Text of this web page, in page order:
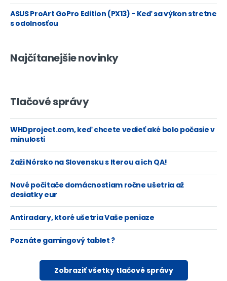
ASUS ProArt GoPro Edition (PX13) - Keď sa výkon stretne
s odolnosťou
Najčítanejšie novinky
Tlačové správy
WHDproject.com, keď chcete vedieť aké bolo počasie v
minulosti
Zaži Nórsko na Slovensku s Iterou a ich QA!
Nové počítače domácnostiam ročne ušetria až
desiatky eur
Antiradary, ktoré ušetria Vaše peniaze
Poznáte gamingový tablet ?
Zobraziť všetky tlačové správy